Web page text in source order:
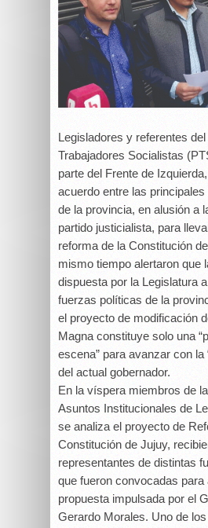
Legisladores y referentes
Trabajadores Socialistas
parte del Frente de
acuerdo entre las
de la provincia, en alusión a
partido justicialista, para
reforma de la Constitución
mismo tiempo alertaron que
dispuesta por la Legislatura
fuerzas políticas de la
el proyecto de modificación
Magna constituye solo una
escena” para avanzar con la
del actual gobernador.
En la víspera miembros de
Asuntos Institucionales de
se analiza el proyecto de
Constitución de Jujuy,
representantes de distintas
que fueron convocadas para
propuesta impulsada por el
Gerardo Morales. Uno de